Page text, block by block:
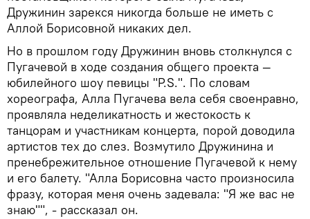
Дружинин зарекся никогда больше не иметь с
Аллой Борисовной никаких дел.
Но в прошлом году Дружинин вновь столкнулся с
Пугачевой в ходе создания общего проекта —
юбилейного шоу певицы "P.S.". По словам
хореографа, Алла Пугачева вела себя своенравно,
проявляла неделикатность и жестокость к
танцорам и участникам концерта, порой доводила
артистов тех до слез. Возмутило Дружинина и
пренебрежительное отношение Пугачевой к нему
и его балету. "Алла Борисовна часто произносила
фразу, которая меня очень задевала: "Я же вас не
знаю"", - рассказал он.